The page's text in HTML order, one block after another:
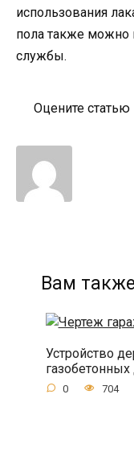
использования
пола также можно
службы.
Оцените статью
Вам
Устройство
0 704